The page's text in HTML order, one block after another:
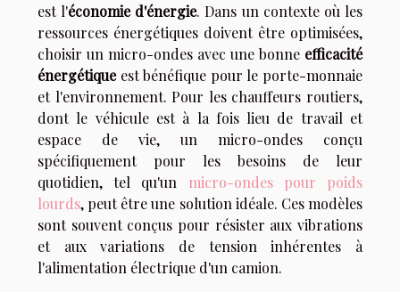
est l'économie d'énergie. Dans un contexte où les
ressources énergétiques doivent être optimisées,
choisir un micro-ondes avec une bonne efficacité
énergétiqueest bénéfique pour le porte-monnaie
et l'environnement. Pour les chauffeurs routiers,
dont le véhicule est à la fois lieu de travail et
espace de vie, un micro-ondes conçu
spécifiquement pour les besoins de leur
quotidien, tel qu'un micro-ondes pour poids
lourds, peut être une solution idéale. Ces modèles
sont souvent conçus pour résister aux vibrations
et aux variations de tension inhérentes à
l'alimentation électrique d'un camion.